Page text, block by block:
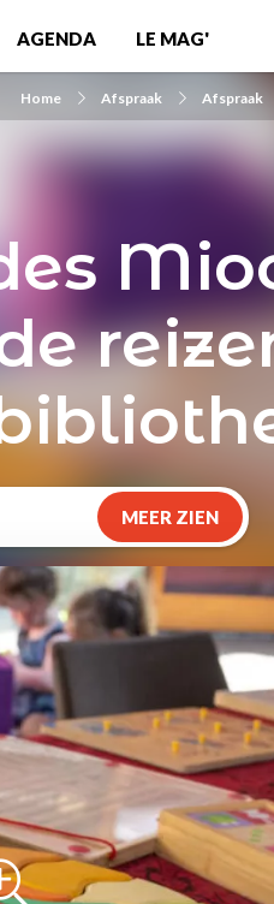
AGENDA LE MAG'
Home Afspraak Afspraak
MEER ZIEN